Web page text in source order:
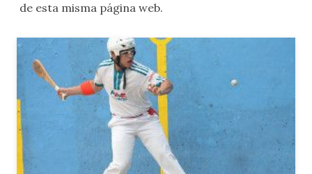
de esta misma página web.